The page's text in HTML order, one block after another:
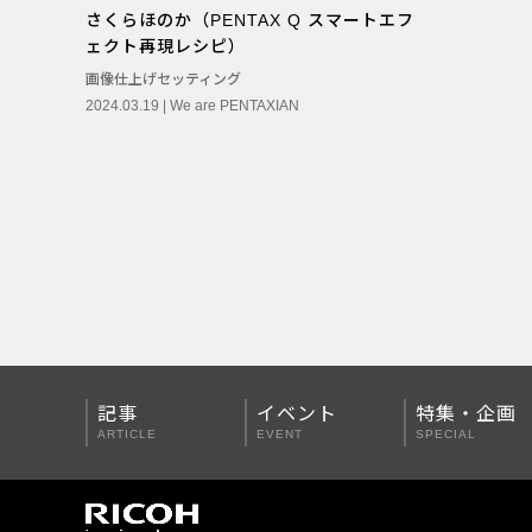
PENTAX Qシリーズ
PENTAX K-3 Mark III
PENTAX K-1 Mark II
さくらほのか（PENTAX Q スマートエフ
ェクト再現レシピ）
画像仕上げセッティング
2024.03.19 | We are PENTAXIAN
記事
ARTICLE
イベント
EVENT
特集・企画
SPECIAL